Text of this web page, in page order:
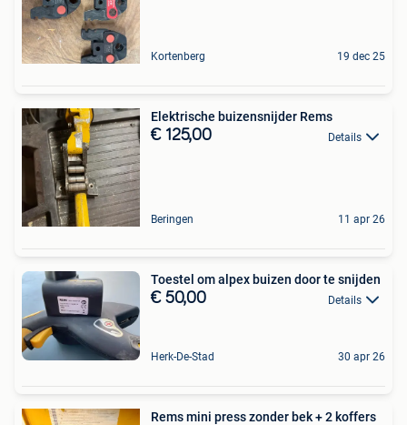
Kortenberg 19 dec 25
Elektrische buizensnijder Rems
€ 125,00 Details
Beringen 11 apr 26
Toestel om alpex buizen door te snijden
€ 50,00 Details
Herk-De-Stad 30 apr 26
Rems mini press zonder bek + 2 koffers